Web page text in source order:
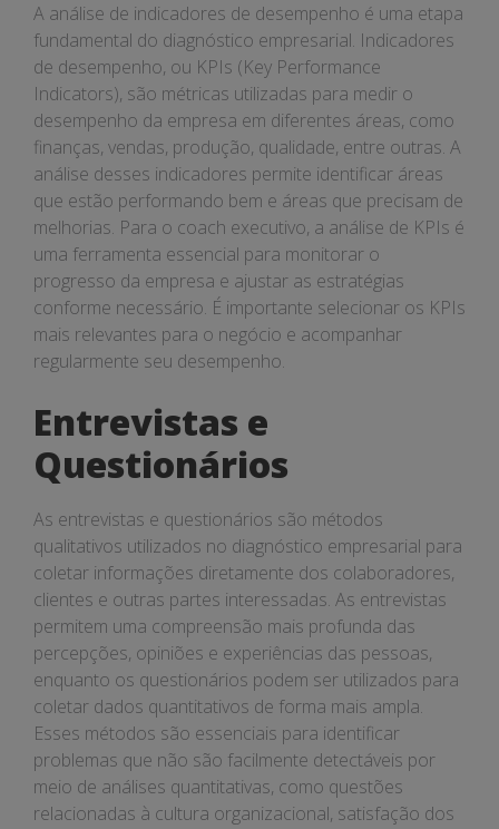
A análise de indicadores de desempenho é uma etapa
fundamental do diagnóstico empresarial. Indicadores
de desempenho, ou KPIs (Key Performance
Indicators), são métricas utilizadas para medir o
desempenho da empresa em diferentes áreas, como
finanças, vendas, produção, qualidade, entre outras. A
análise desses indicadores permite identificar áreas
que estão performando bem e áreas que precisam de
melhorias. Para o coach executivo, a análise de KPIs é
uma ferramenta essencial para monitorar o
progresso da empresa e ajustar as estratégias
conforme necessário. É importante selecionar os KPIs
mais relevantes para o negócio e acompanhar
regularmente seu desempenho.
Entrevistas e
Questionários
As entrevistas e questionários são métodos
qualitativos utilizados no diagnóstico empresarial para
coletar informações diretamente dos colaboradores,
clientes e outras partes interessadas. As entrevistas
permitem uma compreensão mais profunda das
percepções, opiniões e experiências das pessoas,
enquanto os questionários podem ser utilizados para
coletar dados quantitativos de forma mais ampla.
Esses métodos são essenciais para identificar
problemas que não são facilmente detectáveis por
meio de análises quantitativas, como questões
relacionadas à cultura organizacional, satisfação dos